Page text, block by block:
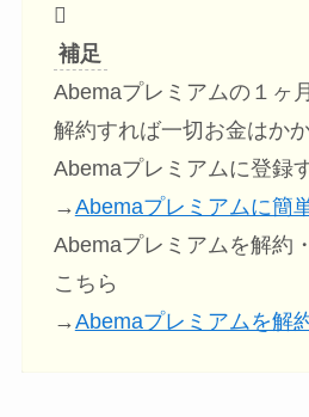
補足
Abemaプレミアムの１ヶ
解約すれば一切お金はかか
Abemaプレミアムに登録
→Abemaプレミアムに簡
Abemaプレミアムを解約
こちら
→Abemaプレミアムを解